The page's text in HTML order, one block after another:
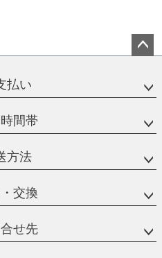
ップ
払い
間帯
方法
交換
せ先